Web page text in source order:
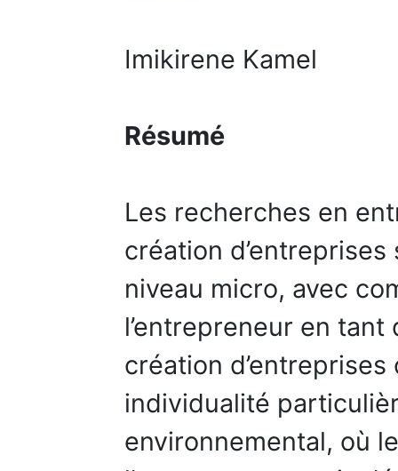
Imikirene Kamel
Résumé
Les recherches en
création
niveau micro, avec
l’entrepreneur en tant
création
individualité
environnemental, où